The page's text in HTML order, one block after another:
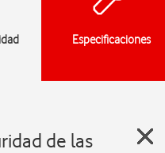
Especificaciones
de las